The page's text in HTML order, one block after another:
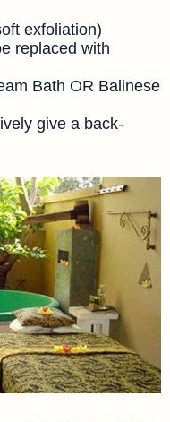
exfoliation)
replaced with
Bath OR Balinese
give a back-